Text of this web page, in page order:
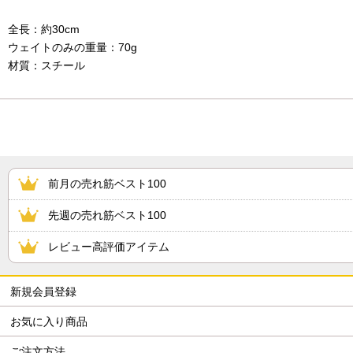
全長：約30cm
ウェイトのみの重量：70g
材質：スチール
前月の売れ筋ベスト100
先週の売れ筋ベスト100
レビュー高評価アイテム
新規会員登録
お気に入り商品